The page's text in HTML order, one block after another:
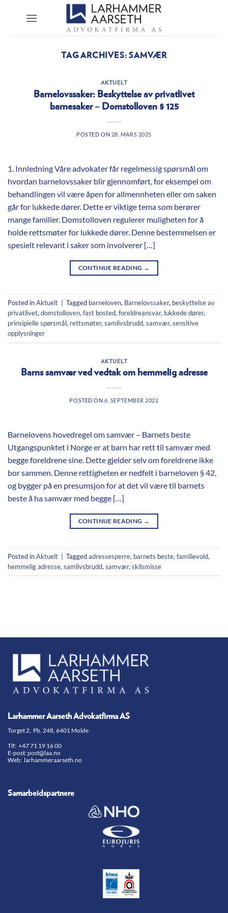
TAG ARCHIVES:SAMVÆR
AKTUELT
Barnelovssaker: Beskyttelse av privatlivet
barnesaker – Domstolloven § 125
POSTED ON 28. MARS 2025
1. Innledning Våre advokater får regelmessig spørsmål om
hvordan barnelovssaker blir gjennomført, for eksempel om
behandlingen vil være åpen for allmennheten eller om saken
går for lukkede dører. Dette er viktige tema som berører
mange familier. Domstolloven regulerer muligheten for å
holde rettsmøter for lukkede dører. Denne bestemmelsen er
spesielt relevant i saker som involverer […]
CONTINUE READING →
Posted inAktuelt Tagged barneloven, Barnelovssaker, beskyttelse av
privatlivet, domstolloven, fast bosted, foreldreansvar, lukkede dører,
prinsipielle spørsmål, rettsmøter, samlivsbrudd, samvær, sensitive
opplysninger
AKTUELT
Barns samvær ved vedtak om hemmelig adresse
POSTED ON6. SEPTEMBER 2022
Barnelovens hovedregel om samvær – Barnets beste
Utgangspunktet i Norge er at barn har rett til samvær med
begge foreldrene sine. Dette gjelder selv om foreldrene ikke
bor sammen. Denne rettigheten er nedfelt i barneloven § 42,
og bygger på en presumsjon for at det vil være til barnets
beste å ha samvær med begge […]
CONTINUE READING →
Posted inAktuelt Taggedadressesperre, barnets beste, familievold,
hemmelig adresse, samlivsbrudd, samvær, skilsmisse
Larhammer Aarseth Advokatfirma AS
Torget 2, Pb. 248, 6401 Molde
Tlf: +47 71 19 16 00
E-post:post@laa.no
Web: larhammeraarseth.no
Samarbeidspartnere